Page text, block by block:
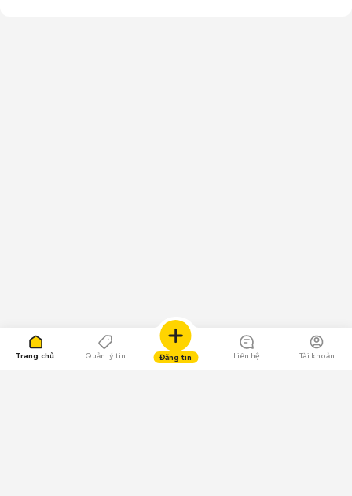
Trang chủ Quản lý tin Đăng tin Liên hệ Tài khoản